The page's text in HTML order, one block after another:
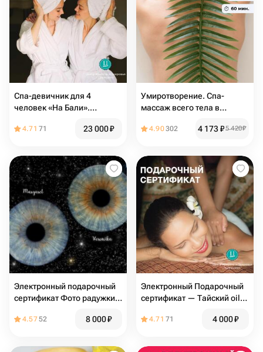
Спа-девичник для 4
человек «На Бали».
сертификат в СПА
4.71 71 23 000₽
Умиротворение. Спа-
массаж всего тела в
4.90302 4 173₽5 420₽
Электронный подарочный
сертификат Фото радужки
60х90)
4.5752 8 000₽
Электронный Подарочный
сертификат — Тайский oil-
4.71 71 4 000₽